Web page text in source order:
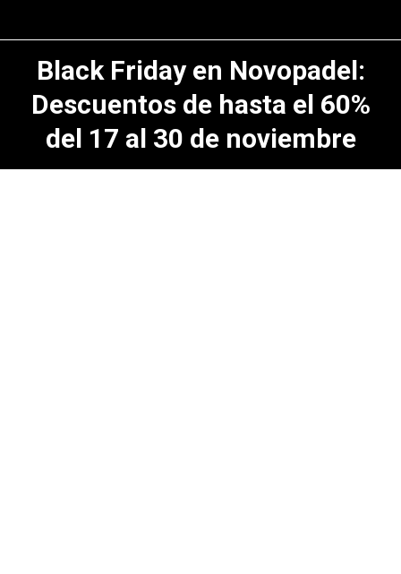
Black Friday en Novopadel:
Descuentos de hasta el 60%
del 17 al 30 de noviembre